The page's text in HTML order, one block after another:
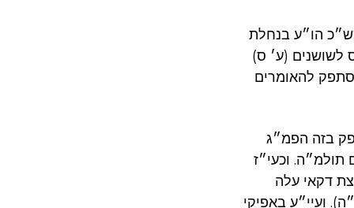
הו״ע בנחלת
לשושנים (ע׳ ס)
להאומרים
בזה הפמ״ג
וכעי״ז
דקאי עלה
ועיי״ע באפיקי